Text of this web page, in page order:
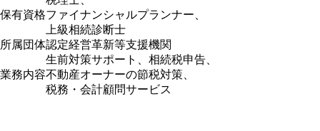
保有資格ファイナンシャルプランナー、
上級相続診断士
所属団体認定経営革新等支援機関
業務内容
生前対策サポート、相続税申告、
不動産オーナーの節税対策、
税務・会計顧問サービス